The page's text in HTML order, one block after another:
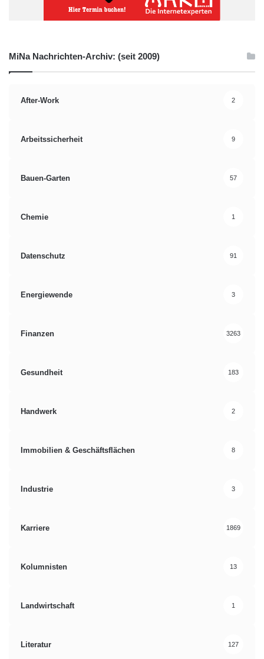
MiNa Nachrichten-Archiv: (seit 2009)
After-Work 2
Arbeitssicherheit 9
Bauen-Garten 57
Chemie 1
Datenschutz 91
Energiewende 3
Finanzen 3263
Gesundheit 183
Handwerk 2
Immobilien & Geschäftsflächen 8
Industrie 3
Karriere 1869
Kolumnisten 13
Landwirtschaft 1
Literatur 127